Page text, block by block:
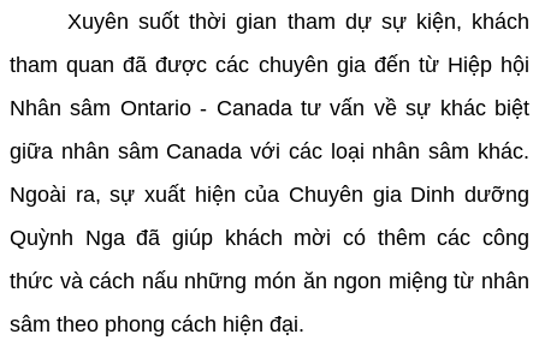
Xuyên suốt thời gian tham dự sự kiện, khách
tham quan đã được các chuyên gia đến từ Hiệp hội
Nhân sâm Ontario - Canada tư vấn về sự khác biệt
giữa nhân sâm Canada với các loại nhân sâm khác.
Ngoài ra, sự xuất hiện của Chuyên gia Dinh dưỡng
Quỳnh Nga đã giúp khách mời có thêm các công
thức và cách nấu những món ăn ngon miệng từ nhân
sâm theo phong cách hiện đại.